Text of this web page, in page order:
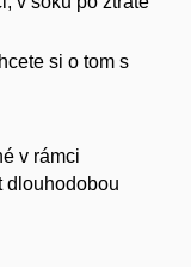
si o tom s
v rámci
dlouhodobou